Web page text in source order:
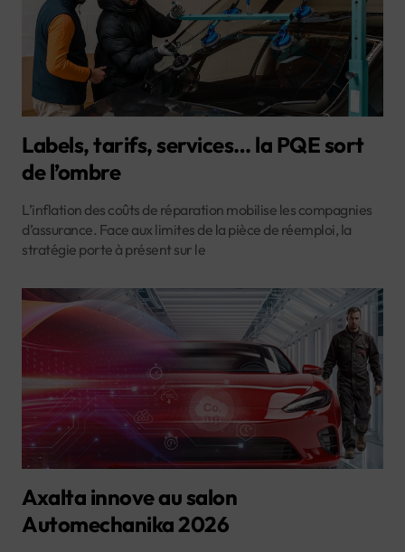
Labels, tarifs, services… la PQE sort
de l’ombre
L’inflation des coûts de réparation mobilise les compagnies
d’assurance. Face aux limites de la pièce de réemploi, la
stratégie porte à présent sur le
Axalta innove au salon
Automechanika 2026